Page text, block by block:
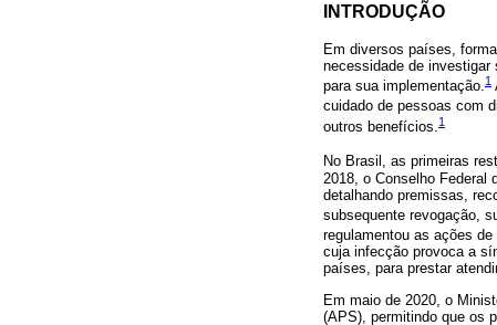
INTRODUÇÃO
Em diversos países,
necessidade de
para sua implementação.1
cuidado de pessoas com
outros benefícios. 1
No Brasil, as primeiras
2018, o Conselho Federal
detalhando premissas,
subsequente revogação,
regulamentou as ações
cuja infecção provoca a
países, para prestar
Em maio de 2020, o
(APS), permitindo que os